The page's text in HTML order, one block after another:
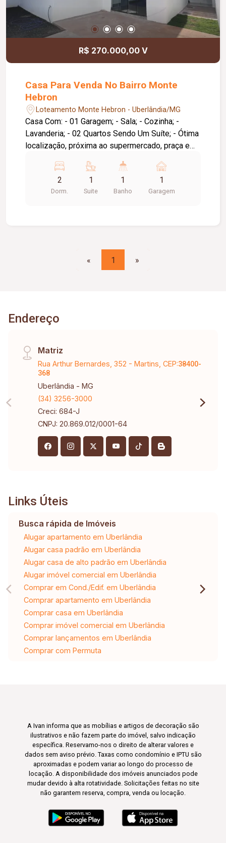
R$ 270.000,00 V
Casa Para Venda No Bairro Monte
Hebron
Loteamento Monte Hebron - Uberlândia/MG
Casa Com: - 01 Garagem; - Sala; - Cozinha; -
Lavanderia; - 02 Quartos Sendo Um Suíte; - Ótima
localização, próxima ao supermercado, praça e
2
Dorm.
1
Suite
1
Banho
1
Garagem
« 1 »
Endereço
Matriz
Rua Arthur Bernardes, 352 - Martins, CEP:38400-
368
Uberlândia - MG
(34) 3256-3000
Creci: 684-J
CNPJ: 20.869.012/0001-64
Links Úteis
Busca rápida de Imóveis
Alugar apartamento em Uberlândia
Alugar casa padrão em Uberlândia
Alugar casa de alto padrão em Uberlândia
Alugar imóvel comercial em Uberlândia
Comprar em Cond./Edif. em Uberlândia
Comprar apartamento em Uberlândia
Comprar casa em Uberlândia
Comprar imóvel comercial em Uberlândia
Comprar lançamentos em Uberlândia
Comprar com Permuta
A Ivan informa que as mobílias e artigos de decoração são
ilustrativos e não fazem parte do imóvel, salvo indicação
específica. Reservamo-nos o direito de alterar valores e
dados sem aviso prévio. Taxas como condomínio e IPTU são
aproximadas e podem variar ao longo do processo de
locação. A disponibilidade dos imóveis anunciados pode
mudar devido à alta rotatividade. Solicitações feitas no site
não garantem reserva, compra, venda ou locação.